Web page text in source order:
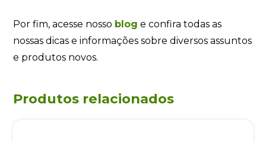
Por fim, acesse nosso blog e confira todas as
nossas dicas e informações sobre diversos assuntos
e produtos novos.
Produtos relacionados